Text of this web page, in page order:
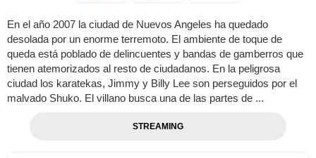
En el año 2007 la ciudad de Nuevos Angeles ha quedado
desolada por un enorme terremoto. El ambiente de toque de
queda está poblado de delincuentes y bandas de gamberros que
tienen atemorizados al resto de ciudadanos. En la peligrosa
ciudad los karatekas, Jimmy y Billy Lee son perseguidos por el
malvado Shuko. El villano busca una de las partes de ...
STREAMING